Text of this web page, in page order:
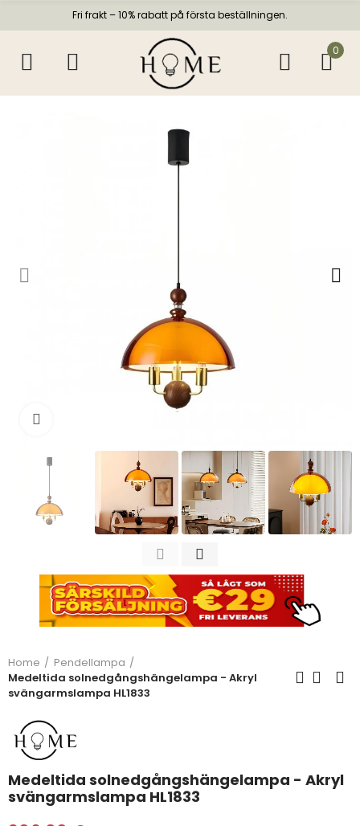
Fri frakt – 10% rabatt på första beställningen.
0
Home
Pendellampa
Medeltida solnedgångshängelampa - Akryl
svängarmslampa HL1833
Medeltida solnedgångshängelampa - Akryl
svängarmslampa HL1833